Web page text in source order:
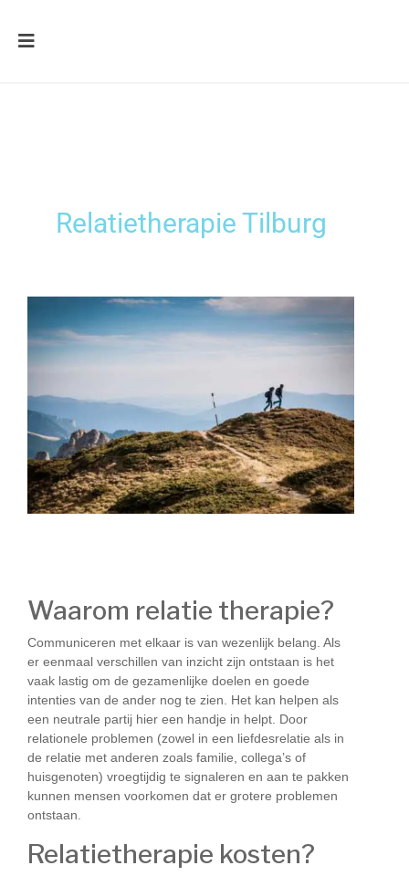
Relatietherapie Tilburg
Waarom relatie therapie?
Communiceren met elkaar is van wezenlijk belang. Als
er eenmaal verschillen van inzicht zijn ontstaan is het
vaak lastig om de gezamenlijke doelen en goede
intenties van de ander nog te zien. Het kan helpen als
een neutrale partij hier een handje in helpt. Door
relationele problemen (zowel in een liefdesrelatie als in
de relatie met anderen zoals familie, collega’s of
huisgenoten) vroegtijdig te signaleren en aan te pakken
kunnen mensen voorkomen dat er grotere problemen
ontstaan.
Relatietherapie kosten?